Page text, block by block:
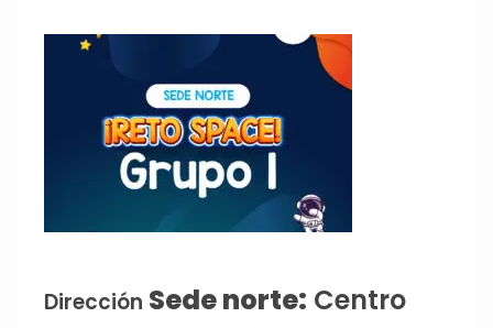
Dirección Sede norte: Centro